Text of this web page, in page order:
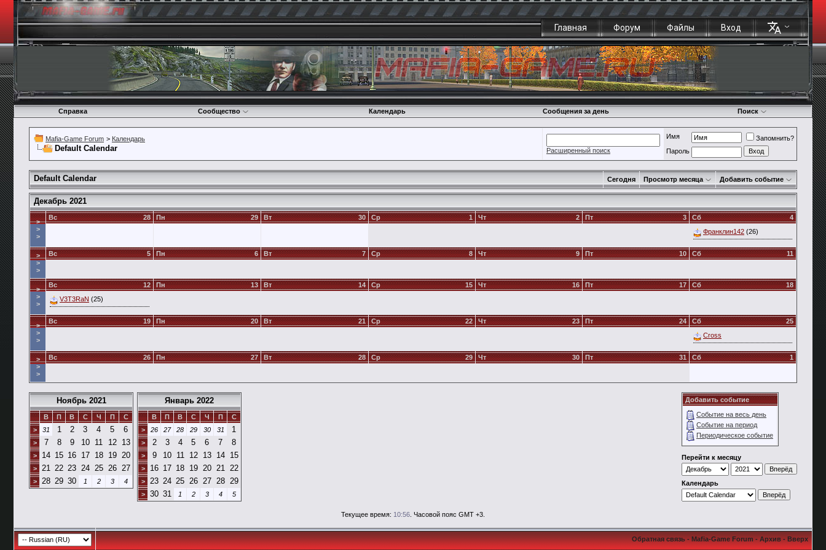
Главная Форум Файлы Вход
Справка Сообщество Календарь Сообщения за день Поиск
Mafia-Game Forum > Календарь
Default Calendar Расширенный поиск
Имя
Запомнить?
Пароль
Default Calendar Сегодня Просмотр месяца Добавить событие
Декабрь 2021
>
>
>
28
Вс 29
Пн 30
Вт 1
Ср 2
Чт 3
Пт 4
Сб
Франклин142 (26)
>
>
>
5
Вс 6
Пн 7
Вт 8
Ср 9
Чт 10
Пт 11
Сб
>
>
>
12
Вс
V3T3RaN (25)
13
Пн 14
Вт 15
Ср 16
Чт 17
Пт 18
Сб
>
>
>
19
Вс 20
Пн 21
Вт 22
Ср 23
Чт 24
Пт 25
Сб
Cross
>
>
>
26
Вс 27
Пн 28
Вт 29
Ср 30
Чт 31
Пт 1
Сб
Ноябрь 2021
В П В С Ч П
С
>
31 1 2 3 4 5 6
> 7 8 9 10 11 12 13
> 14 15 16 17 18 19 20
> 21 22 23 24 25 26 27
> 28 29 30 1 2 3 4
Январь 2022
В П В С Ч П
С
>
26 27 28 29 30 31 1
> 2 3 4 5 6 7 8
> 9 10 11 12 13 14 15
> 16 17 18 19 20 21 22
> 23 24 25 26 27 28 29
> 30 31 1 2 3 4 5
Добавить событие
Событие на весь день
Событие на период
Периодическое событие
Перейти к месяцу
Календарь
Текущее время: 10:56 . Часовой пояс GMT +3.
Обратная связь-Mafia-Game Forum-Архив-Вверх